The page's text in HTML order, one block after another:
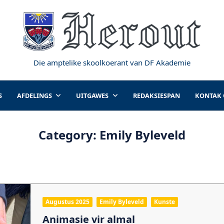
Die amptelike skoolkoerant van DF Akademie
AFDELINGS UITGAWES REDAKSIESPAN KONTAK
Category: Emily Byleveld
Augustus 2025 Emily Byleveld Kunste
Animasie vir almal